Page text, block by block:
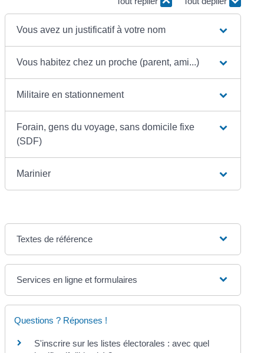
Vous avez un justificatif à votre nom
Vous habitez chez un proche (parent, ami...)
Militaire en stationnement
Forain, gens du voyage, sans domicile fixe
(SDF)
Marinier
Textes de référence
Services en ligne et formulaires
Questions ? Réponses !
S'inscrire sur les listes électorales : avec quel